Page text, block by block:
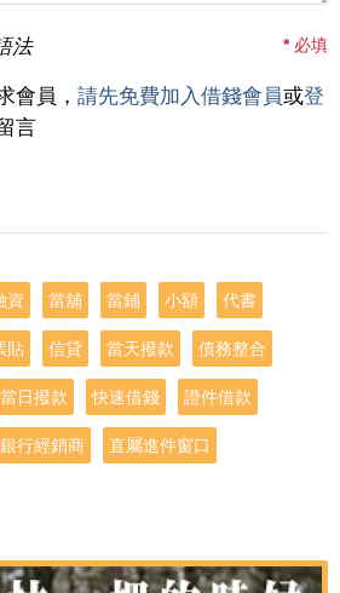
法 *必填
會員， 請先免費加入借錢會員或登
言
資 當舖 當鋪 小額 代書
貼 信貸 當天撥款 債務整合
當日撥款 快速借錢 證件借款
銀行經銷商 直屬進件窗口